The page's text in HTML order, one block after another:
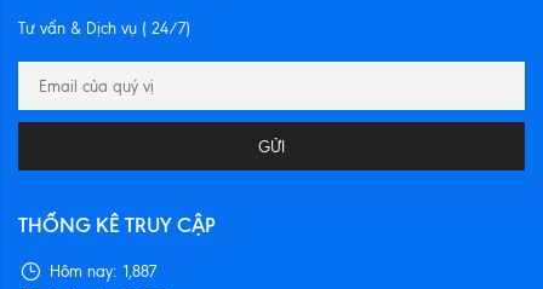
Tư vấn & Dịch vụ ( 24/7)
GỬI
THỐNG KÊ TRUY CẬP
Hôm nay: 1,887